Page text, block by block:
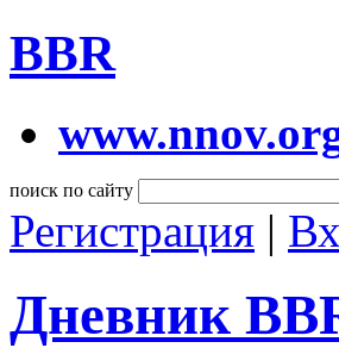
BBR
поиск по сайту
Регистрация |
Дневник